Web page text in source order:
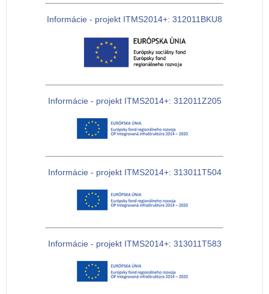
Informácie - projekt ITMS2014+: 312011BKU8
Informácie - projekt ITMS2014+: 312011Z205
Informácie - projekt ITMS2014+: 313011T504
Informácie - projekt ITMS2014+: 313011T583